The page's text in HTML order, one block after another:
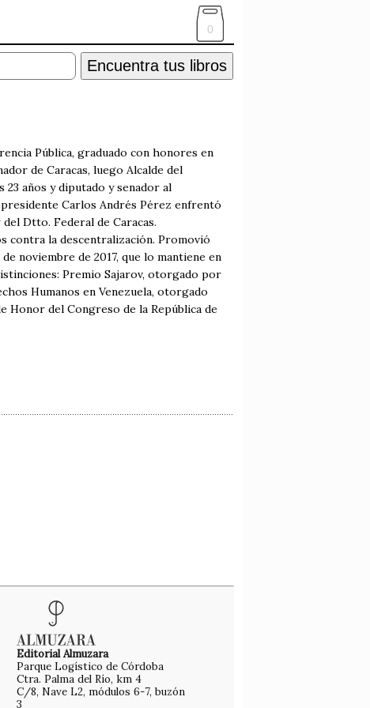
0
Encuentra tus libros
Pública, graduado con honores en
de Caracas, luego Alcalde del
años y diputado y senador al
Carlos Andrés Pérez enfrentó
Dtto. Federal de Caracas.
contra la descentralización. Promovió
noviembre de 2017, que lo mantiene en
Premio Sajarov, otorgado por
Humanos en Venezuela, otorgado
Honor del Congreso de la República de
Editorial Almuzara
Parque Logístico de Córdoba
Ctra. Palma del Río, km 4
C/8, Nave L2, módulos 6-7, buzón
3